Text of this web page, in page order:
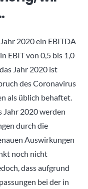
2020 ein EBITDA
EBIT von 0,5 bis 1,0
Jahr 2020 ist
des Coronavirus
als üblich behaftet.
Jahr 2020 werden
durch die
Auswirkungen
noch nicht
dass aufgrund
bei der in